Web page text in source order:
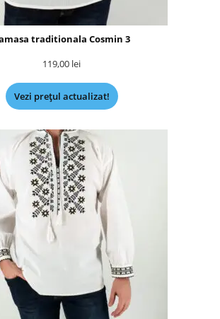
traditionala Cosmin 3
119,00 lei
Vezi prețul actualizat!